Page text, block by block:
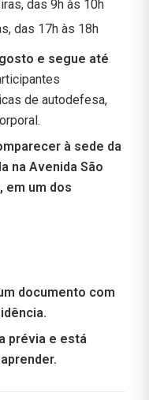
das 9h às 10h
das 17h às 18h
e segue até
de autodefesa,
à sede da
na Avenida São
em um dos
documento com
prévia e está